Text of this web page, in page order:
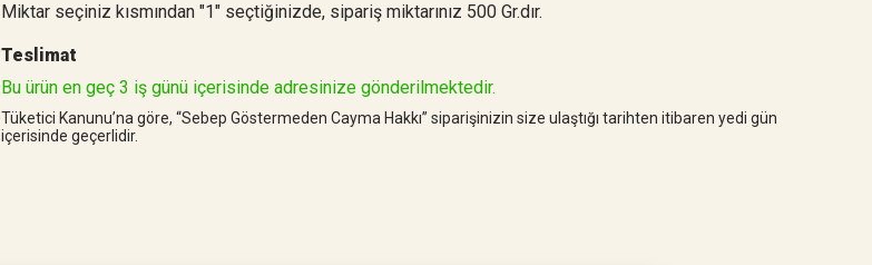
Miktar seçiniz kısmından "1" seçtiğinizde, sipariş miktarınız 500 Gr.dır.
Teslimat
Bu ürün en geç 3 iş günü içerisinde adresinize gönderilmektedir.
Tüketici Kanunu’na göre, “Sebep Göstermeden Cayma Hakkı” siparişinizin size ulaştığı tarihten itibaren yedi gün
içerisinde geçerlidir.